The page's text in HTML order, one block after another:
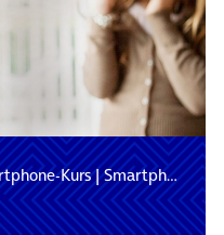
Kurs|Smartphone-Schulung